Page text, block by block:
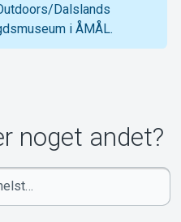
Dalslands
i ÅMÅL.
noget andet?